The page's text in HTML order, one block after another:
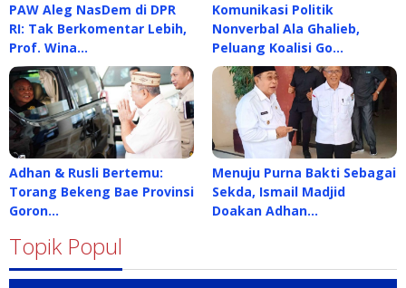
PAW Aleg NasDem di DPR
RI: Tak Berkomentar Lebih,
Prof. Wina…
Komunikasi Politik
Nonverbal Ala Ghalieb,
Peluang Koalisi Go…
Adhan & Rusli Bertemu:
Torang Bekeng Bae Provinsi
Goron…
Menuju Purna Bakti Sebagai
Sekda, Ismail Madjid
Doakan Adhan…
Topik Popul